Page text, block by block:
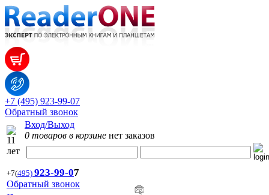
+7 (495) 923-99-07
Обратный звонок
Вход/Выход
0 товаров в корзине нет заказов
+7(495) 923-99-07
Обратный звонок